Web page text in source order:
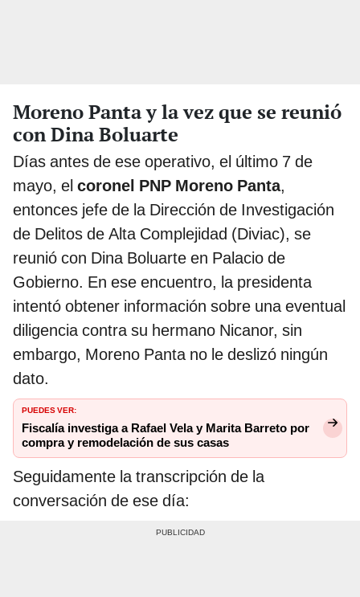
Moreno Panta y la vez que se reunió
con Dina Boluarte
Días antes de ese operativo, el último 7 de
mayo, el coronel PNP Moreno Panta,
entonces jefe de la Dirección de Investigación
de Delitos de Alta Complejidad (Diviac), se
reunió con Dina Boluarte en Palacio de
Gobierno. En ese encuentro, la presidenta
intentó obtener información sobre una eventual
diligencia contra su hermano Nicanor, sin
embargo, Moreno Panta no le deslizó ningún
dato.
PUEDES VER:
Fiscalía investiga a Rafael Vela y Marita Barreto por
compra y remodelación de sus casas
Seguidamente la transcripción de la
conversación de ese día: